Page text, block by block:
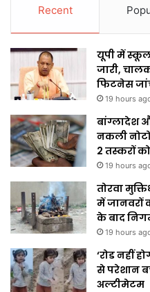
Recent
यूपी में स्कूल
जारी,
फिटनेस
19 hours
बांग्लादेश
नकली
2 तस्करों
19 hours
तोरवा
में जानवरों
के बाद
19 hours
‘रोड नहीं
से परेशान
अल्टीमेटम